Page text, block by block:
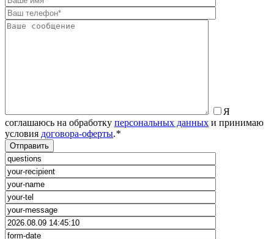
Я
соглашаюсь на обработку персональных данных и принимаю
условия договора-оферты.*